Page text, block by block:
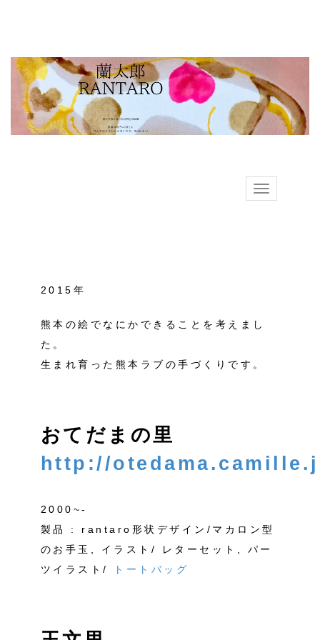
Toggle
navigation
2015年
熊本の絵でなにかできることを考えまし
た。
生まれ育った熊本ラブの手づくりです。
おてだまの里
http://
2000~-
製品 : rantaro形状デザイン/マカロン型
のお手玉, イラスト/ レターセット, パー
ツイラスト/
トートバッグ